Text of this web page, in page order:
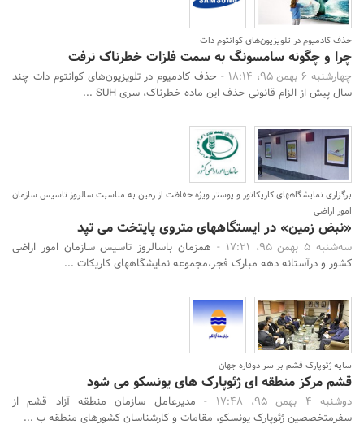
حذف کادمیوم در تلویزیون‌های کوانتوم دات
چرا و چگونه سامسونگ به سمت فلزات خطرناک نرفت
چهارشنبه 6 بهمن 95، 18:14 -
حذف کادمیوم در تلویزیون‌های کوانتوم دات چند
سال پیش از الزام قانونی حذف این ماده خطرناک، سری SUH ...
برگزاری نمایشگاههای کاریکاتور و پوستر ویژه حفاظت از زمین به مناسبت سالروز تاسیس سازمان
امور اراضی
«نبض زمین» در ایستگاههای متروی پایتخت می تپد
سه‌شنبه 5 بهمن 95، 17:21 -
همزمان باسالروز تاسیس سازمان امور اراضی
کشور و درآستانه دهه مبارک فجر،مجموعه نمایشگاههای کاریکات ...
سایه ژئوپارک قشم بر سر دوقاره جهان
قشم مرکز منطقه ای ژئوپارک های یونسکو می شود
دوشنبه 4 بهمن 95، 17:48 -
مدیرعامل سازمان منطقه آزاد قشم از
سفرمتخصصین ژئوپارک یونسکو، مقامات و کارشناسان کشورهای منطقه ب ...